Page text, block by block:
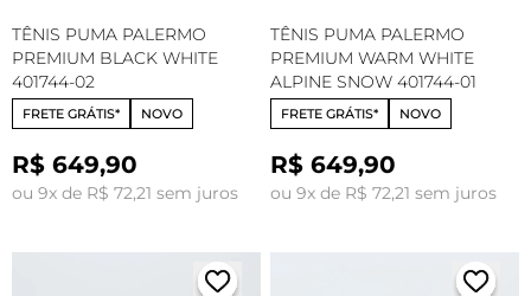
TÊNIS PUMA PALERMO
PREMIUM BLACK WHITE
401744-02
FRETE GRÁTIS* NOVO
R$ 649,90
ou 9x de R$ 72,21 sem juros
TÊNIS PUMA PALERMO
PREMIUM WARM WHITE
ALPINE SNOW 401744-01
FRETE GRÁTIS* NOVO
R$ 649,90
ou 9x de R$ 72,21 sem juros